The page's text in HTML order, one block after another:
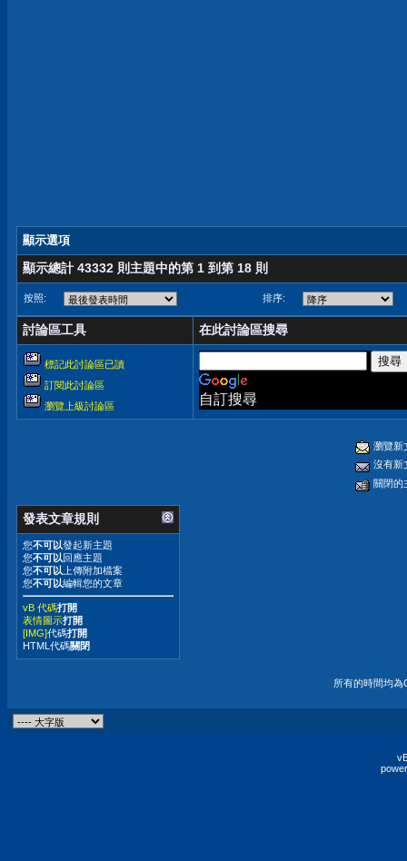
顯示選項
顯示總計 43332 則主題中的第 1 到第 18 則
按照: 排序:
討論區工具 在此討論區搜尋
標記此討論區已讀
訂閱此討論區
瀏覽上級討論區
自訂搜尋
瀏覽新
沒有新
關閉的
發表文章規則
您不可以發起新主題
您不可以回應主題
您不可以 上傳附加檔案
您不可以編輯您的文章
vB 代碼打開
表情圖示打開
[IMG]代碼打開
HTML代碼關閉
所有的時間均為